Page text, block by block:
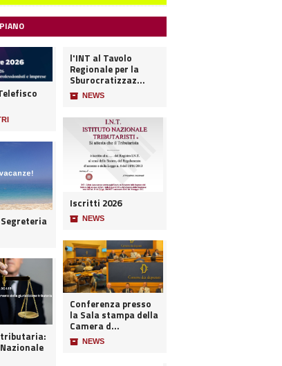
l'INT al Tavolo
Regionale per la
Sburocratizzaz...
📦 NEWS
Iscritti 2026
📦 NEWS
Conferenza presso
la Sala stampa della
Camera d...
📦 NEWS